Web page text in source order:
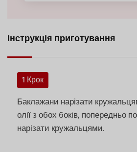
Інструкція приготування
1 Крок
Баклажани нарізати
олії з обох боків, попередньо
нарізати кружальцями.